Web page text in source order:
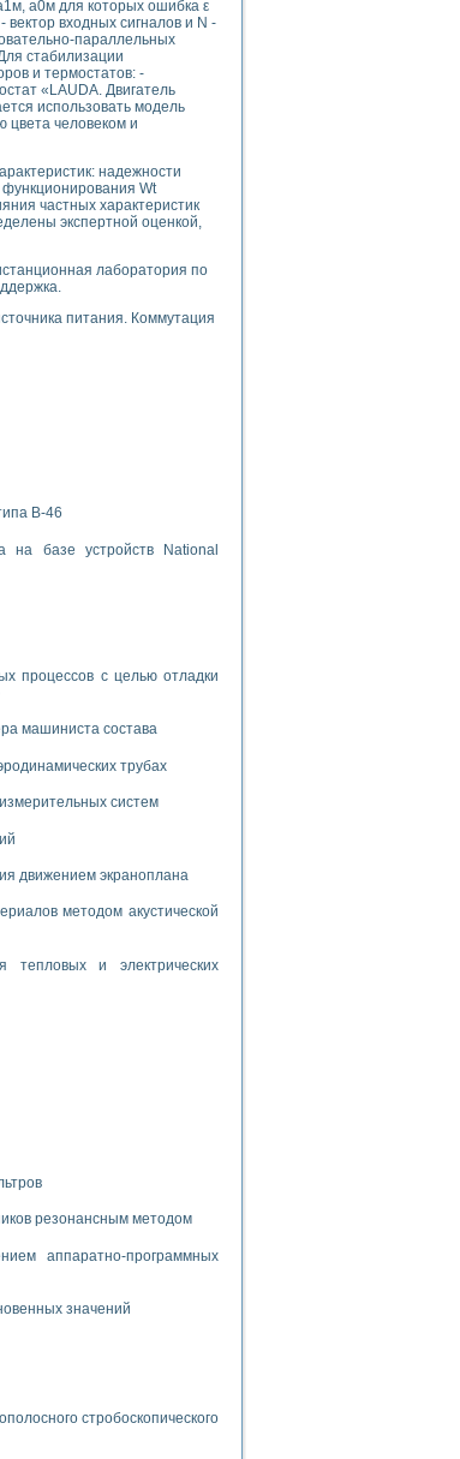
критичность
виртуальных приборов
средств измерения температуры
кремния (A-SIC:H)
на основе Multisim
графической среды программирования LabVIEW
a0м для которых ошибка ε
вектор входных сигналов и N -
параллельных
стабилизации
и термостатов: -
«LAUDA. Двигатель
использовать модель
цвета человеком и
надежности
Wt
частных характеристик
экспертной оценкой,
лаборатория по
питания. Коммутация
В-46
на базе устройств National
процессов с целью отладки
машиниста состава
трубах
систем
движением экраноплана
методом акустической
тепловых и электрических
резонансным методом
аппаратно-программных
значений
стробоскопического